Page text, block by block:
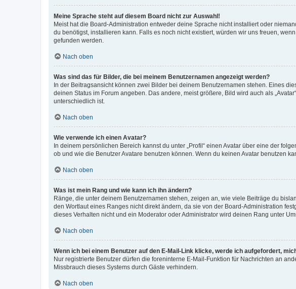
Meine Sprache steht auf diesem Board nicht zur Auswahl!
Meist hat die Board-Administration entweder deine Sprache nicht installiert oder
du benötigst, installieren kann. Falls es noch nicht existiert, würden wir uns freuen,
gefunden werden.
Nach oben
Was sind das für Bilder, die bei meinem Benutzernamen angezeigt werden?
In der Beitragsansicht können zwei Bilder bei deinem Benutzernamen stehen. Eines
deinen Status im Forum angeben. Das andere, meist größere, Bild wird auch als
unterschiedlich ist.
Nach oben
Wie verwende ich einen Avatar?
In deinem persönlichen Bereich kannst du unter „Profil“ einen Avatar über eine der
ob und wie die Benutzer Avatare benutzen können. Wenn du keinen Avatar benutzen
Nach oben
Was ist mein Rang und wie kann ich ihn ändern?
Ränge, die unter deinem Benutzernamen stehen, zeigen an, wie viele Beiträge du
den Wortlaut eines Ranges nicht direkt ändern, da sie von der Board-Administration
dieses Verhalten nicht und ein Moderator oder Administrator wird deinen Rang unter
Nach oben
Wenn ich bei einem Benutzer auf den E-Mail-Link klicke, werde ich aufgefordert,
Nur registrierte Benutzer dürfen die foreninterne E-Mail-Funktion für Nachrichten an
Missbrauch dieses Systems durch Gäste verhindern.
Nach oben